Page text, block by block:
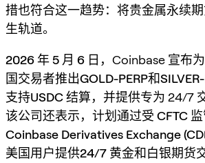
措也符合这一趋势：将贵金属永续
生轨道。
2026 年 5 月 6 日 ，Coinbase 宣布为
国交易者推出GOLD-PERP和
支持USDC 结算，并提供专为 24/7
该公司还表示，计划通过受 CFTC
Coinbase Derivatives Exchange
美国用户提供24/7 黄金和白银期货